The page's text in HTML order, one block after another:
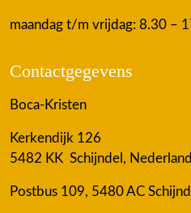
maandag t/m vrijdag: 8.30 –
Contactgegevens
Boca-Kristen
Kerkendijk 126
5482 KK Schijndel, Nederland
Postbus 109, 5480 AC